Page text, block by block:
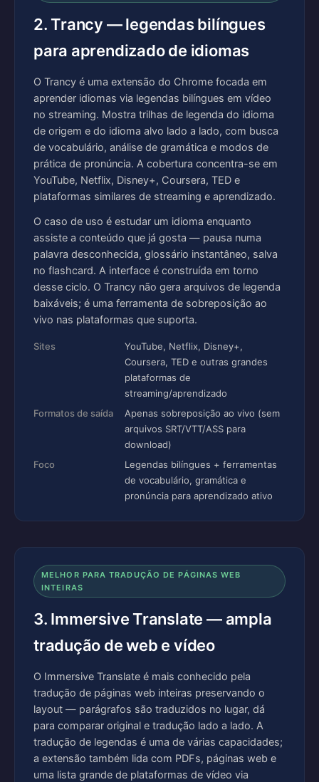
2. Trancy — legendas bilíngues
para aprendizado de idiomas
O Trancy é uma extensão do Chrome focada em
aprender idiomas via legendas bilíngues em vídeo
no streaming. Mostra trilhas de legenda do idioma
de origem e do idioma alvo lado a lado, com busca
de vocabulário, análise de gramática e modos de
prática de pronúncia. A cobertura concentra-se em
YouTube, Netflix, Disney+, Coursera, TED e
plataformas similares de streaming e aprendizado.
O caso de uso é estudar um idioma enquanto
assiste a conteúdo que já gosta — pausa numa
palavra desconhecida, glossário instantâneo, salva
no flashcard. A interface é construída em torno
desse ciclo. O Trancy não gera arquivos de legenda
baixáveis; é uma ferramenta de sobreposição ao
vivo nas plataformas que suporta.
Sites
YouTube, Netflix, Disney+,
Coursera, TED e outras grandes
plataformas de
streaming/aprendizado
Formatos de saída
Apenas sobreposição ao vivo (sem
arquivos SRT/VTT/ASS para
download)
Foco
Legendas bilíngues + ferramentas
de vocabulário, gramática e
pronúncia para aprendizado ativo
MELHOR PARA TRADUÇÃO DE PÁGINAS WEB
INTEIRAS
3. Immersive Translate — ampla
tradução de web e vídeo
O Immersive Translate é mais conhecido pela
tradução de páginas web inteiras preservando o
layout — parágrafos são traduzidos no lugar, dá
para comparar original e tradução lado a lado. A
tradução de legendas é uma de várias capacidades;
a extensão também lida com PDFs, páginas web e
uma lista grande de plataformas de vídeo via